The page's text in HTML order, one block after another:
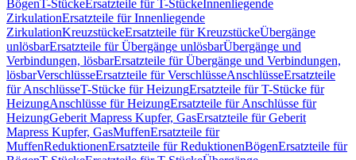
BögenT-StückeErsatzteile für T-StückeInnenliegende
ZirkulationErsatzteile für Innenliegende
ZirkulationKreuzstückeErsatzteile für KreuzstückeÜbergänge
unlösbarErsatzteile für Übergänge unlösbarÜbergänge und
Verbindungen, lösbarErsatzteile für Übergänge und Verbindungen,
lösbarVerschlüsseErsatzteile für VerschlüsseAnschlüsseErsatzteile
für AnschlüsseT-Stücke für HeizungErsatzteile für T-Stücke für
HeizungAnschlüsse für HeizungErsatzteile für Anschlüsse für
HeizungGeberit Mapress Kupfer, GasErsatzteile für Geberit
Mapress Kupfer, GasMuffenErsatzteile für
MuffenReduktionenErsatzteile für ReduktionenBögenErsatzteile für